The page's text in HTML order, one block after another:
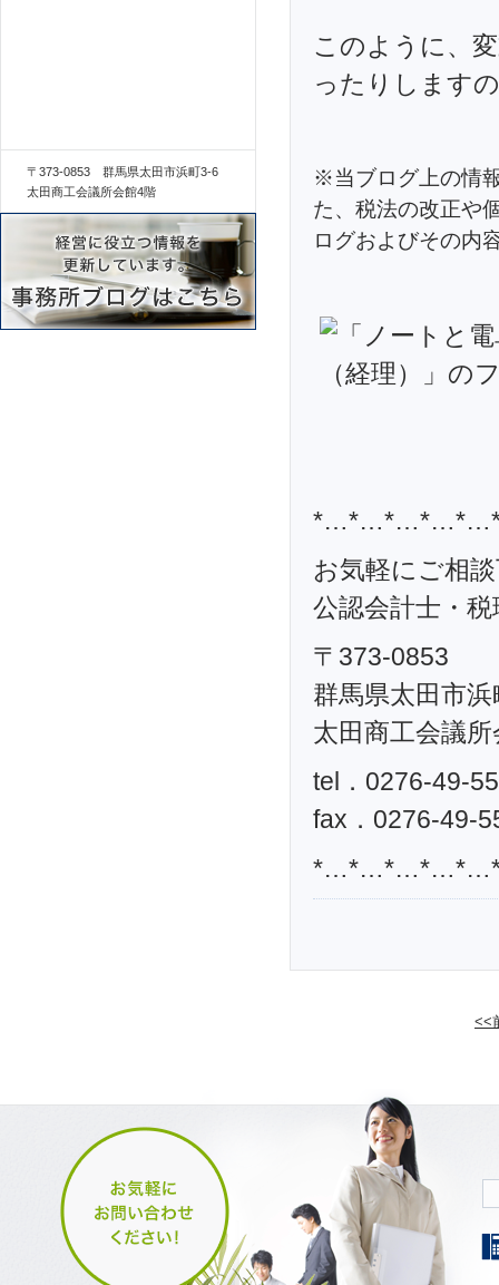
このように、
ったりします
※当ブログ上の情
た、税法の改正や
ログおよびその内
お気軽にご相
公認会計士・
〒373-0853
群馬県太田市
太田商工会議
tel．0276-49-
fax．0276-49-
<<
〒373-0853 群馬県太田市浜町3-6
太田商工会議所会館4階